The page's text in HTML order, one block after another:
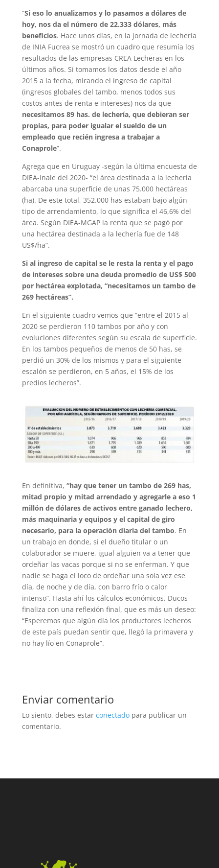
“Si eso lo anualizamos y lo pasamos a dólares de
hoy, nos da el número de 22.333 dólares, más
beneficios. Hace unos días, en la jornada de lechería
de INIA Fucrea se mostró un cuadro que resumía los
resultados de las empresas CREA Lecheras en los
últimos años. Si tomamos los datos desde el año
2015 a la fecha, mirando el ingreso de capital
(ingresos globales del tambo, menos todos sus
costos antes de renta e intereses) nos da que
necesitamos 89 has. de lechería, que debieran ser
propias, para poder igualar el sueldo de un
empleado que recién ingresa a trabajar a
Conaprole”.
Agrega que en Uruguay -según la última encuesta de
DIEA-Inale del 2020- “el área destinada a la lechería
abarcaba una superficie de unas 75.000 hectáreas
(ha). De este total, 352.000 has estaban bajo algún
tipo de arrendamiento, lo que significa el 46,6% del
área. Según DIEA-MGAP la renta que se pagó por
una hectárea destinada a la lechería fue de 148
US$/ha”.
Si al ingreso de capital se le resta la renta y el pago
de intereses sobre una deuda promedio de US$ 500
por hectárea explotada, “necesitamos un tambo de
269 hectáreas”.
En el siguiente cuadro vemos que “entre el 2015 al
2020 se perdieron 110 tambos por año y con
evoluciones diferentes según su escala de superficie.
En los tambos pequeños de menos de 50 has, se
perdió un 30% de los mismos y para el siguiente
escalón se perdieron, en 5 años, el 15% de los
predios lecheros”.
En definitiva, “hay que tener un tambo de 269 has,
mitad propio y mitad arrendado y agregarle a eso 1
millón de dólares de activos entre ganado lechero,
más maquinaria y equipos y el capital de giro
necesario, para la operación diaria del tambo. En
un trabajo en donde, si el dueño titular o un
colaborador se muere, igual alguien va a tener que
ordeñar las vacas porque si no se enferman. Y que
nadie se haga el loco de ordeñar una sola vez ese
día, de noche y de día, con barro frío o calor
intenso”. Hasta ahí los cálculos económicos. Ducos
finaliza con una reflexión final, que es más un deseo:
“Esperemos que algún día los productores lecheros
de este país puedan sentir que, llegó la primavera y
no hay lío en Conaprole”.
Enviar comentario
Lo siento, debes estar conectadopara publicar un
comentario.